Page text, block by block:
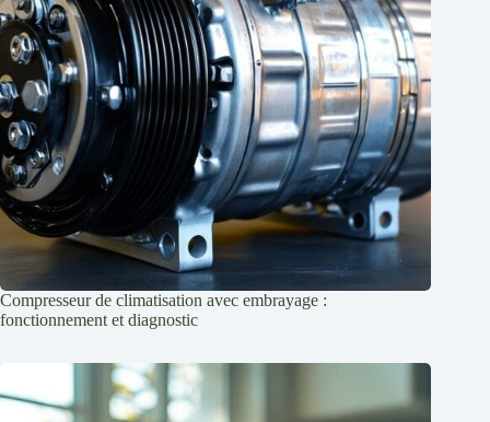
Compresseur de climatisation avec embrayage :
fonctionnement et diagnostic